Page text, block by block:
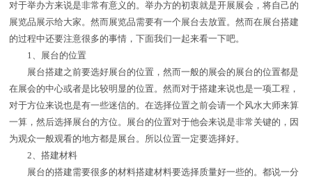
对于举办方来说是非常有意义的。举办方的初衷就是开展展会，将自己的
展览品展示给大家。然而展览品需要有一个展台去放置。然而在展台搭建
的过程中还要注意很多的事情，下面我们一起来看一下吧。
1、展台的位置
展台搭建之前要选好展台的位置，然而一般的展会的展台的位置都是
在展会的中心或者是比较明显的位置。然而对于搭建来说也是一项工程，
对于方位来说也是有一些迷信的。在选择位置之前会请一个风水大师来算
一算，然后选择展台的方位。展台的位置对于他会来说是非常关键的，因
为观众一般观看的地方都是展台。所以位置一定要选择好。
2、搭建材料
展台的搭建需要很多的材料搭建材料要选择质量好一些的。都说一分